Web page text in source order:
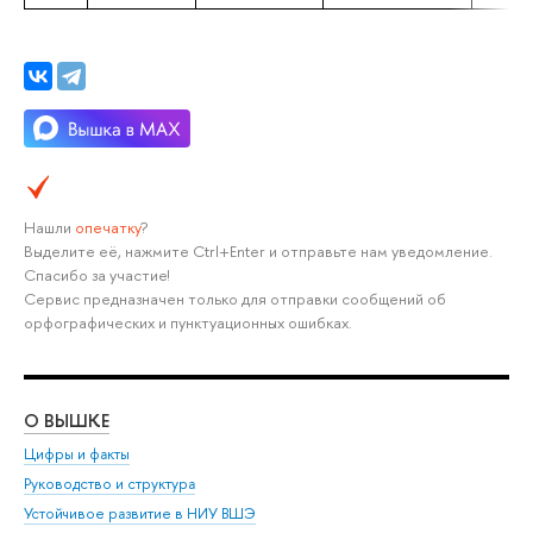
Нашли опечатку?
Выделите её, нажмите Ctrl+Enter и отправьте нам уведомление.
Спасибо за участие!
Сервис предназначен только для отправки сообщений об
орфографических и пунктуационных ошибках.
О ВЫШКЕ
Цифры и факты
Руководство и структура
Устойчивое развитие в НИУ ВШЭ